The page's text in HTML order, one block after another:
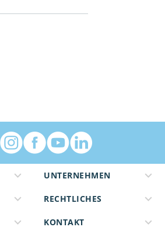
UNTERNEHMEN
RECHTLICHES
KONTAKT